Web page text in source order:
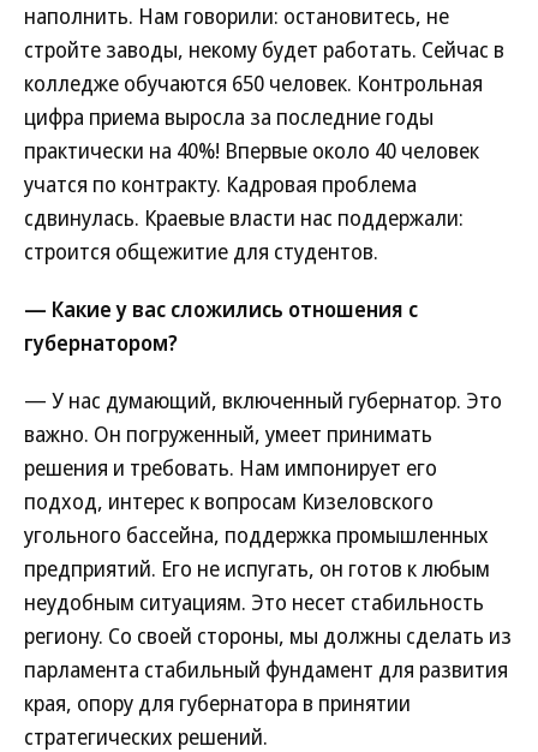
наполнить. Нам говорили: остановитесь, не
стройте заводы, некому будет работать. Сейчас в
колледже обучаются 650 человек. Контрольная
цифра приема выросла за последние годы
практически на 40%! Впервые около 40 человек
учатся по контракту. Кадровая проблема
сдвинулась. Краевые власти нас поддержали:
строится общежитие для студентов.
— Какие у вас сложились отношения с
губернатором?
— У нас думающий, включенный губернатор. Это
важно. Он погруженный, умеет принимать
решения и требовать. Нам импонирует его
подход, интерес к вопросам Кизеловского
угольного бассейна, поддержка промышленных
предприятий. Его не испугать, он готов к любым
неудобным ситуациям. Это несет стабильность
региону. Со своей стороны, мы должны сделать из
парламента стабильный фундамент для развития
края, опору для губернатора в принятии
стратегических решений.